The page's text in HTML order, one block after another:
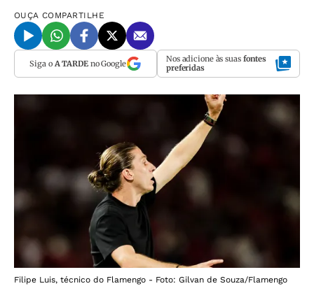
OUÇA COMPARTILHE
Siga o A TARDEno Google Nos adicione às suas fontes
preferidas
Filipe Luis, técnico do Flamengo - Foto: Gilvan de Souza/Flamengo